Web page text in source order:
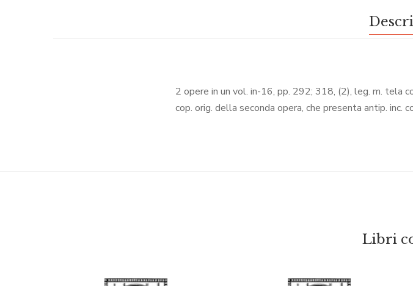
2 opere in un vol. in-16, pp. 292; 318, (2), leg. m. tela
cop. orig. della seconda opera, che presenta antip. inc.
Libri